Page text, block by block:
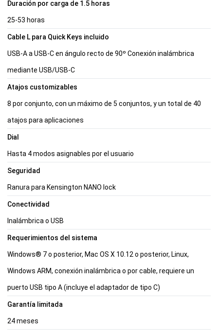
Duración por carga de 1.5 horas
25-53 horas
Cable L para Quick Keys incluido
USB-A a USB-C en ángulo recto de 90º Conexión inalámbrica
mediante USB/USB-C
Atajos customizables
8 por conjunto, con un máximo de 5 conjuntos, y un total de 40
atajos para aplicaciones
Dial
Hasta 4 modos asignables por el usuario
Seguridad
Ranura para Kensington NANO lock
Conectividad
Inalámbrica o USB
Requerimientos del sistema
Windows® 7 o posterior, Mac OS X 10.12 o posterior, Linux,
Windows ARM, conexión inalámbrica o por cable, requiere un
puerto USB tipo A (incluye el adaptador de tipo C)
Garantía limitada
24 meses